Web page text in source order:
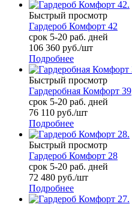
Быстрый просмотр
Гардероб Комфорт 42
срок 5-20 раб. дней
106 360 руб./шт
Подробнее
Быстрый просмотр
Гардеробная Комфорт 39
срок 5-20 раб. дней
76 110 руб./шт
Подробнее
Быстрый просмотр
Гардероб Комфорт 28
срок 5-20 раб. дней
72 480 руб./шт
Подробнее